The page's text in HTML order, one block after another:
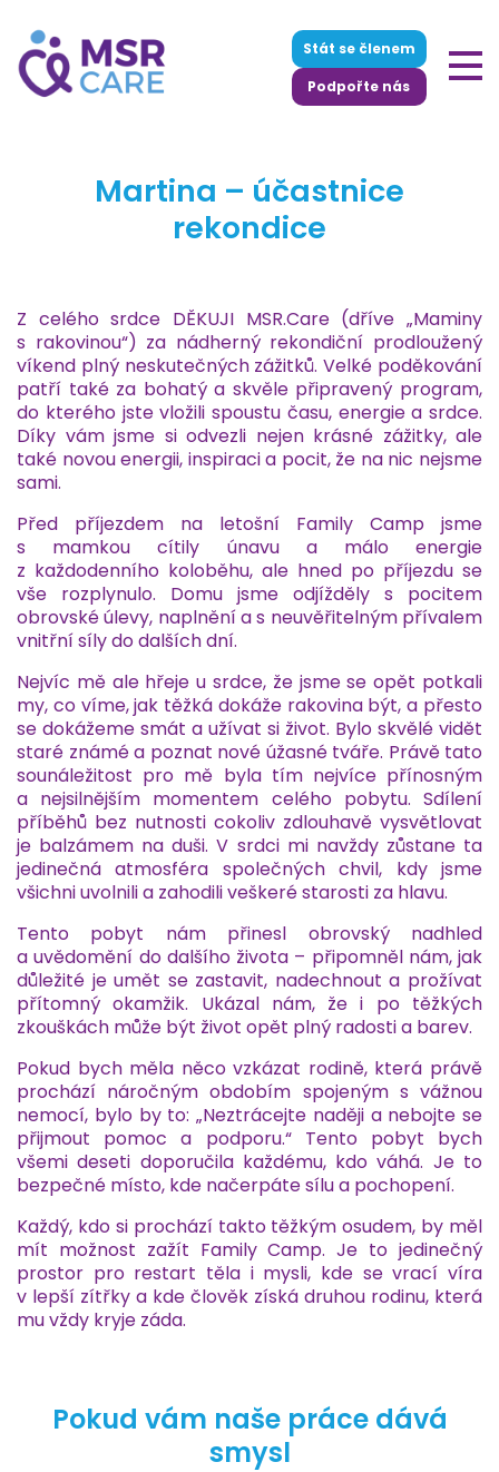
Stát se členem
Podpořte nás
Martina – účastnice
rekondice
Z celého srdce DĚKUJI MSR.Care (dříve „Maminy
s rakovinou“) za nádherný rekondiční prodloužený
víkend plný neskutečných zážitků. Velké poděkování
patří také za bohatý a skvěle připravený program,
do kterého jste vložili spoustu času, energie a srdce.
Díky vám jsme si odvezli nejen krásné zážitky, ale
také novou energii, inspiraci a pocit, že na nic nejsme
sami.
Před příjezdem na letošní Family Camp jsme
s mamkou cítily únavu a málo energie
z každodenního koloběhu, ale hned po příjezdu se
vše rozplynulo. Domu jsme odjížděly s pocitem
obrovské úlevy, naplnění a s neuvěřitelným přívalem
vnitřní síly do dalších dní.
Nejvíc mě ale hřeje u srdce, že jsme se opět potkali
my, co víme, jak těžká dokáže rakovina být, a přesto
se dokážeme smát a užívat si život. Bylo skvělé vidět
staré známé a poznat nové úžasné tváře. Právě tato
sounáležitost pro mě byla tím nejvíce přínosným
a nejsilnějším momentem celého pobytu. Sdílení
příběhů bez nutnosti cokoliv zdlouhavě vysvětlovat
je balzámem na duši. V srdci mi navždy zůstane ta
jedinečná atmosféra společných chvil, kdy jsme
všichni uvolnili a zahodili veškeré starosti za hlavu.
Tento pobyt nám přinesl obrovský nadhled
a uvědomění do dalšího života – připomněl nám, jak
důležité je umět se zastavit, nadechnout a prožívat
přítomný okamžik. Ukázal nám, že i po těžkých
zkouškách může být život opět plný radosti a barev.
Pokud bych měla něco vzkázat rodině, která právě
prochází náročným obdobím spojeným s vážnou
nemocí, bylo by to: „Neztrácejte naději a nebojte se
přijmout pomoc a podporu.“ Tento pobyt bych
všemi deseti doporučila každému, kdo váhá. Je to
bezpečné místo, kde načerpáte sílu a pochopení.
Každý, kdo si prochází takto těžkým osudem, by měl
mít možnost zažít Family Camp. Je to jedinečný
prostor pro restart těla i mysli, kde se vrací víra
v lepší zítřky a kde člověk získá druhou rodinu, která
mu vždy kryje záda.
Pokud vám naše práce dává
smysl